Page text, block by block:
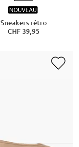
NOUVEAU
Sneakers rétro
CHF 39,95